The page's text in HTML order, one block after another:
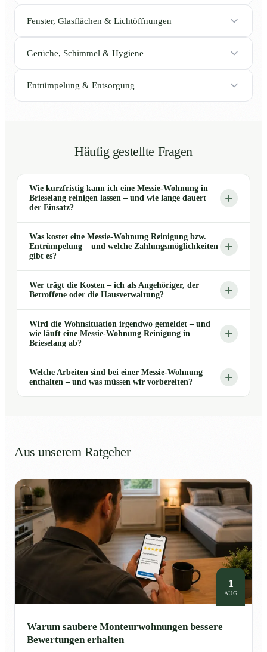
Fenster, Glasflächen & Lichtöffnungen
Gerüche, Schimmel & Hygiene
Entrümpelung & Entsorgung
Häufig gestellte Fragen
Wie kurzfristig kann ich eine Messie-Wohnung in
Brieselang reinigen lassen – und wie lange dauert
der Einsatz?
Was kostet eine Messie-Wohnung Reinigung bzw.
Entrümpelung – und welche Zahlungsmöglichkeiten
gibt es?
Wer trägt die Kosten – ich als Angehöriger, der
Betroffene oder die Hausverwaltung?
Wird die Wohnsituation irgendwo gemeldet – und
wie läuft eine Messie-Wohnung Reinigung in
Brieselang ab?
Welche Arbeiten sind bei einer Messie-Wohnung
enthalten – und was müssen wir vorbereiten?
Aus unserem Ratgeber
1
AUG
Warum saubere Monteurwohnungen bessere
Bewertungen erhalten